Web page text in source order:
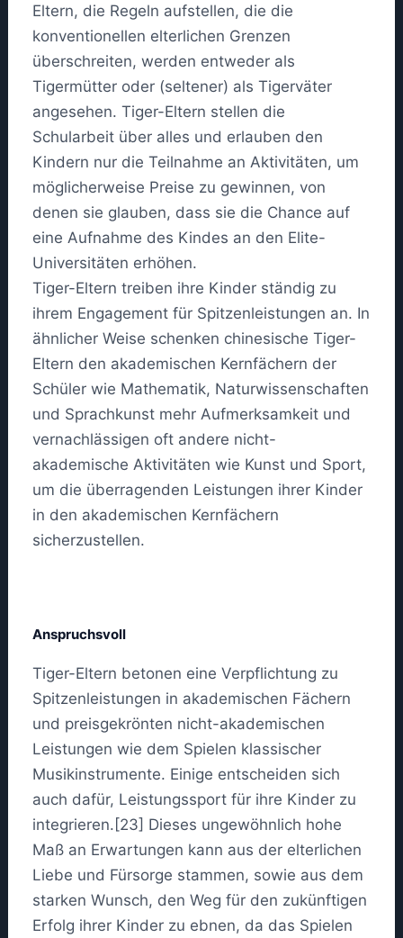
Eltern, die Regeln aufstellen, die die
konventionellen elterlichen Grenzen
überschreiten, werden entweder als
Tigermütter oder (seltener) als Tigerväter
angesehen. Tiger-Eltern stellen die
Schularbeit über alles und erlauben den
Kindern nur die Teilnahme an Aktivitäten, um
möglicherweise Preise zu gewinnen, von
denen sie glauben, dass sie die Chance auf
eine Aufnahme des Kindes an den Elite-
Universitäten erhöhen.
Tiger-Eltern treiben ihre Kinder ständig zu
ihrem Engagement für Spitzenleistungen an. In
ähnlicher Weise schenken chinesische Tiger-
Eltern den akademischen Kernfächern der
Schüler wie Mathematik, Naturwissenschaften
und Sprachkunst mehr Aufmerksamkeit und
vernachlässigen oft andere nicht-
akademische Aktivitäten wie Kunst und Sport,
um die überragenden Leistungen ihrer Kinder
in den akademischen Kernfächern
sicherzustellen.
Anspruchsvoll
Tiger-Eltern betonen eine Verpflichtung zu
Spitzenleistungen in akademischen Fächern
und preisgekrönten nicht-akademischen
Leistungen wie dem Spielen klassischer
Musikinstrumente. Einige entscheiden sich
auch dafür, Leistungssport für ihre Kinder zu
integrieren.[23] Dieses ungewöhnlich hohe
Maß an Erwartungen kann aus der elterlichen
Liebe und Fürsorge stammen, sowie aus dem
starken Wunsch, den Weg für den zukünftigen
Erfolg ihrer Kinder zu ebnen, da das Spielen